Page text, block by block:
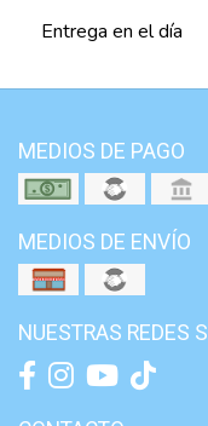
Entrega en el día
MEDIOS DE PAGO
MEDIOS DE ENVÍO
NUESTRAS REDES